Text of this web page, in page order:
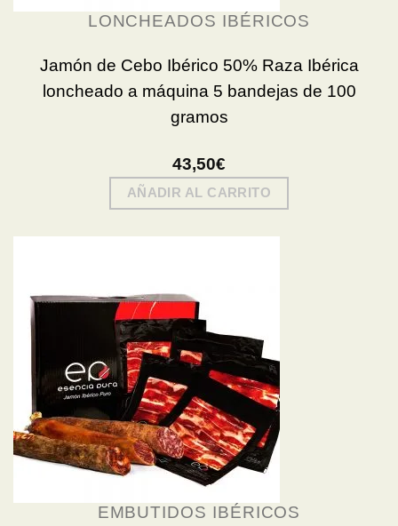
LONCHEADOS IBÉRICOS
Jamón de Cebo Ibérico 50% Raza Ibérica
loncheado a máquina 5 bandejas de 100
gramos
43,50€
AÑADIR AL CARRITO
EMBUTIDOS IBÉRICOS